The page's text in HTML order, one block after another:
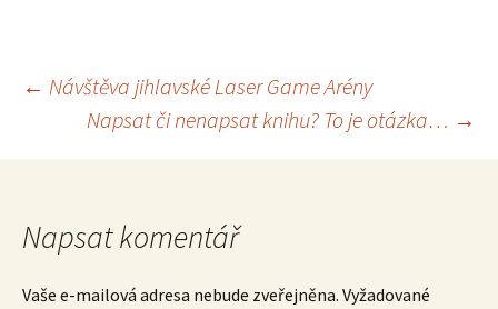
Navigace
pro
příspěvek
← Návštěva jihlavské Laser Game Arény
Napsat či nenapsat knihu? To je otázka… →
Napsat komentář
Vaše e-mailová adresa nebude zveřejněna. Vyžadované